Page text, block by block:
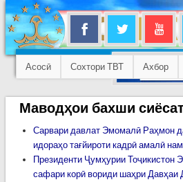
Асосӣ Сохтори ТВТ Ахбор
Маводҳои бахши
Сарвари давлат Эмомалӣ Раҳмон
идораҳо тағйироти кадрӣ амалӣ
Президенти Ҷумҳурии Тоҷикистон
сафари корӣ вориди шаҳри Давҳаи